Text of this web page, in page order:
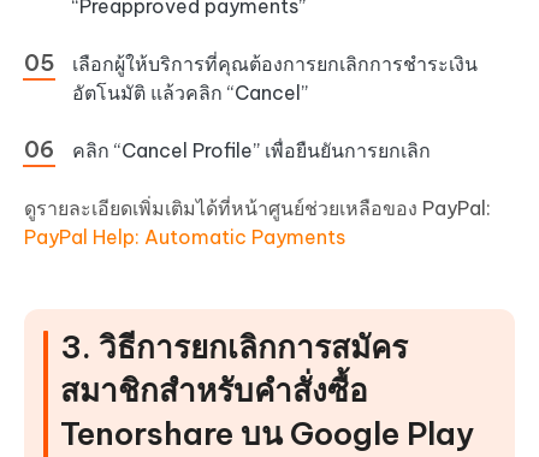
“Preapproved payments”
เลือกผู้ให้บริการที่คุณต้องการยกเลิกการชำระเงิน
อัตโนมัติ แล้วคลิก “Cancel”
คลิก “Cancel Profile” เพื่อยืนยันการยกเลิก
ดูรายละเอียดเพิ่มเติมได้ที่หน้าศูนย์ช่วยเหลือของ PayPal:
PayPal Help: Automatic Payments
3. วิธีการยกเลิกการสมัคร
สมาชิกสำหรับคำสั่งซื้อ
Tenorshare บน Google Play